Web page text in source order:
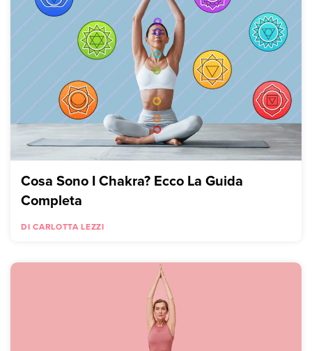
Cosa Sono I Chakra? Ecco La Guida
Completa
DI CARLOTTA LEZZI